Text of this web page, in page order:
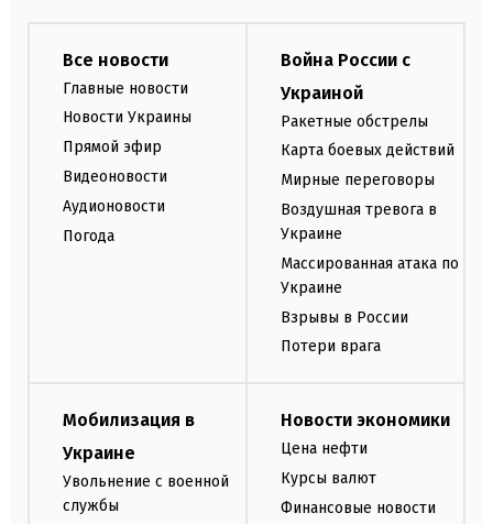
Все новости
Главные новости
Новости Украины
Прямой эфир
Видеоновости
Аудионовости
Погода
Война России с
Украиной
Ракетные обстрелы
Карта боевых действий
Мирные переговоры
Воздушная тревога в
Украине
Массированная атака по
Украине
Взрывы в России
Потери врага
Мобилизация в
Украине
Увольнение с военной
службы
Новости экономики
Цена нефти
Курсы валют
Финансовые новости